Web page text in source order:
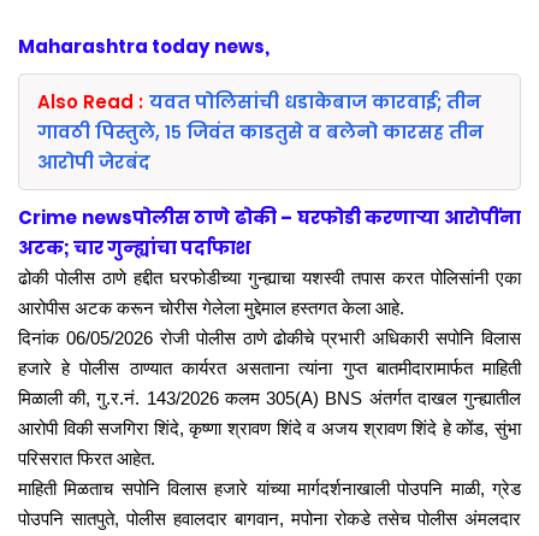
Maharashtra today news,
Also Read : यवत पोलिसांची धडाकेबाज कारवाई; तीन
गावठी पिस्तुले, १५ जिवंत काडतुसे व बलेनो कारसह तीन
आरोपी जेरबंद
Crime newsपोलीस ठाणे ढोकी – घरफोडी करणाऱ्या आरोपींना
अटक; चार गुन्ह्यांचा पर्दाफाश
ढोकी पोलीस ठाणे हद्दीत घरफोडीच्या गुन्ह्याचा यशस्वी तपास करत पोलिसांनी एका
आरोपीस अटक करून चोरीस गेलेला मुद्देमाल हस्तगत केला आहे.
दिनांक 06/05/2026 रोजी पोलीस ठाणे ढोकीचे प्रभारी अधिकारी सपोनि विलास
हजारे हे पोलीस ठाण्यात कार्यरत असताना त्यांना गुप्त बातमीदारामार्फत माहिती
मिळाली की, गु.र.नं. 143/2026 कलम 305(A) BNS अंतर्गत दाखल गुन्ह्यातील
आरोपी विकी सजगिरा शिंदे, कृष्णा श्रावण शिंदे व अजय श्रावण शिंदे हे कोंड, सुंभा
परिसरात फिरत आहेत.
माहिती मिळताच सपोनि विलास हजारे यांच्या मार्गदर्शनाखाली पोउपनि माळी, ग्रेड
पोउपनि सातपुते, पोलीस हवालदार बागवान, मपोना रोकडे तसेच पोलीस अंमलदार